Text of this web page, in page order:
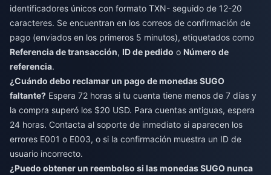
identificadores únicos con formato TXN- seguido de 12-20
caracteres. Se encuentran en los correos de confirmación de
pago (enviados en los primeros 5 minutos), etiquetados como
Referencia de transacción, ID de pedido o Número de
referencia.
¿Cuándo debo reclamar un pago de monedas SUGO
faltante? Espera 72 horas si tu cuenta tiene menos de 7 días y
la compra superó los $20 USD. Para cuentas antiguas, espera
24 horas. Contacta al soporte de inmediato si aparecen los
errores E001 o E003, o si la confirmación muestra un ID de
usuario incorrecto.
¿Puedo obtener un reembolso si las monedas SUGO nunca